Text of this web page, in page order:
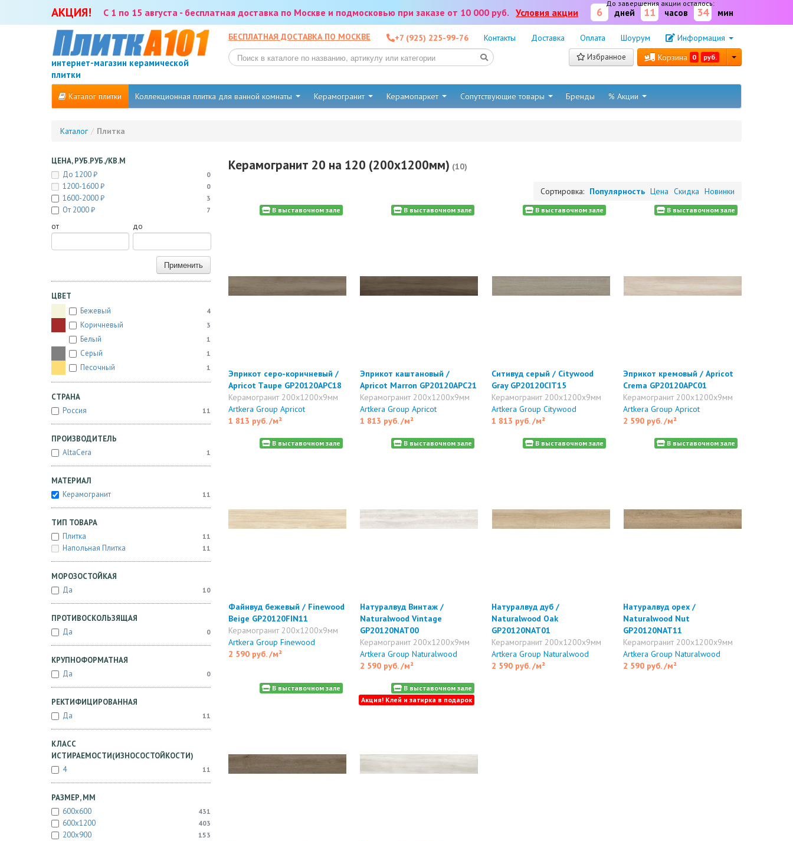
АКЦИЯ! С 1 по 15 августа - бесплатная доставка по Москве и подмосковью при заказе от 10 000 руб. Условия акции
До завершения акции осталось:
6 дней 11 часов 34 мин
интернет-магазин керамической
плитки
БЕСПЛАТНАЯ ДОСТАВКА ПО МОСКВЕ +7 (925) 225-99-76 Контакты Доставка Оплата Шоурум Информация
Избранное Корзина 0 руб.
Каталог плитки Коллекционная плитка для ванной комнаты Керамогранит Керамопаркет Сопутствующие товары Бренды % Акции
Каталог / Плитка
ЦЕНА, РУБ.РУБ./КВ.М
До 1200 ₽
0
1200-1600 ₽ 0
1600-2000 ₽ 3
От 2000 ₽ 7
от до
Применить
ЦВЕТ
Бежевый
4
Коричневый 3
Белый 1
Серый 1
Песочный 1
СТРАНА
Россия
11
ПРОИЗВОДИТЕЛЬ
AltaCera
1
МАТЕРИАЛ
Керамогранит
11
ТИП ТОВАРА
Плитка
11
Напольная Плитка 11
МОРОЗОСТОЙКАЯ
Да
10
ПРОТИВОСКОЛЬЗЯЩАЯ
Да
0
КРУПНОФОРМАТНАЯ
Да
0
РЕКТИФИЦИРОВАННАЯ
Да
11
КЛАСС
ИСТИРАЕМОСТИ(ИЗНОСОСТОЙКОСТИ)
4
11
РАЗМЕР, ММ
600x600
431
600x1200 403
200x900 153
Керамогранит 20 на 120 (200x1200мм) (10)
Сортировка: Популярность Цена Скидка Новинки
В выставочном зале
Эприкот серо-коричневый /
Apricot Taupe GP20120APC18
Керамогранит 200x1200x9мм
Artkera Group Apricot
1 813 руб./м²
В выставочном зале
Эприкот каштановый /
Apricot Marron GP20120APC21
Керамогранит 200x1200x9мм
Artkera Group Apricot
1 813 руб./м²
В выставочном зале
Ситивуд серый / Citywood
Gray GP20120CIT15
Керамогранит 200x1200x9мм
Artkera Group Citywood
1 813 руб./м²
В выставочном зале
Эприкот кремовый / Apricot
Crema GP20120APC01
Керамогранит 200x1200x9мм
Artkera Group Apricot
2 590 руб./м²
В выставочном зале
Файнвуд бежевый / Finewood
Beige GP20120FIN11
Керамогранит 200x1200x9мм
Artkera Group Finewood
2 590 руб./м²
В выставочном зале
Натуралвуд Винтаж /
Naturalwood Vintage
GP20120NAT00
Керамогранит 200x1200x9мм
Artkera Group Naturalwood
2 590 руб./м²
В выставочном зале
Натуралвуд дуб /
Naturalwood Oak
GP20120NAT01
Керамогранит 200x1200x9мм
Artkera Group Naturalwood
2 590 руб./м²
В выставочном зале
Натуралвуд орех /
Naturalwood Nut
GP20120NAT11
Керамогранит 200x1200x9мм
Artkera Group Naturalwood
2 590 руб./м²
В выставочном зале
В выставочном зале
Акция! Клей и затирка в подарок